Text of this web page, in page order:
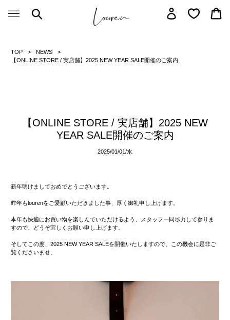
Log in
TOP
NEWS
【ONLINE STORE / 実店舗】2025 NEW YEAR SALE開催のご案内
【ONLINE STORE / 実店舗】2025 NEW
YEAR SALE開催のご案内
2025/01/01/水
新年明けましておめでとうございます。
昨年もlourenをご愛顧いただきました事、厚く御礼申し上げます。
本年も快適にお買い物を楽しんでいただけるよう、スタッフ一同尽力して参りま
すので、どうぞ宜しくお願い申し上げます。
そしてこの度、 2025 NEW YEAR SALEを開催いたしますので、この機会に是非ご
覧くださいませ。